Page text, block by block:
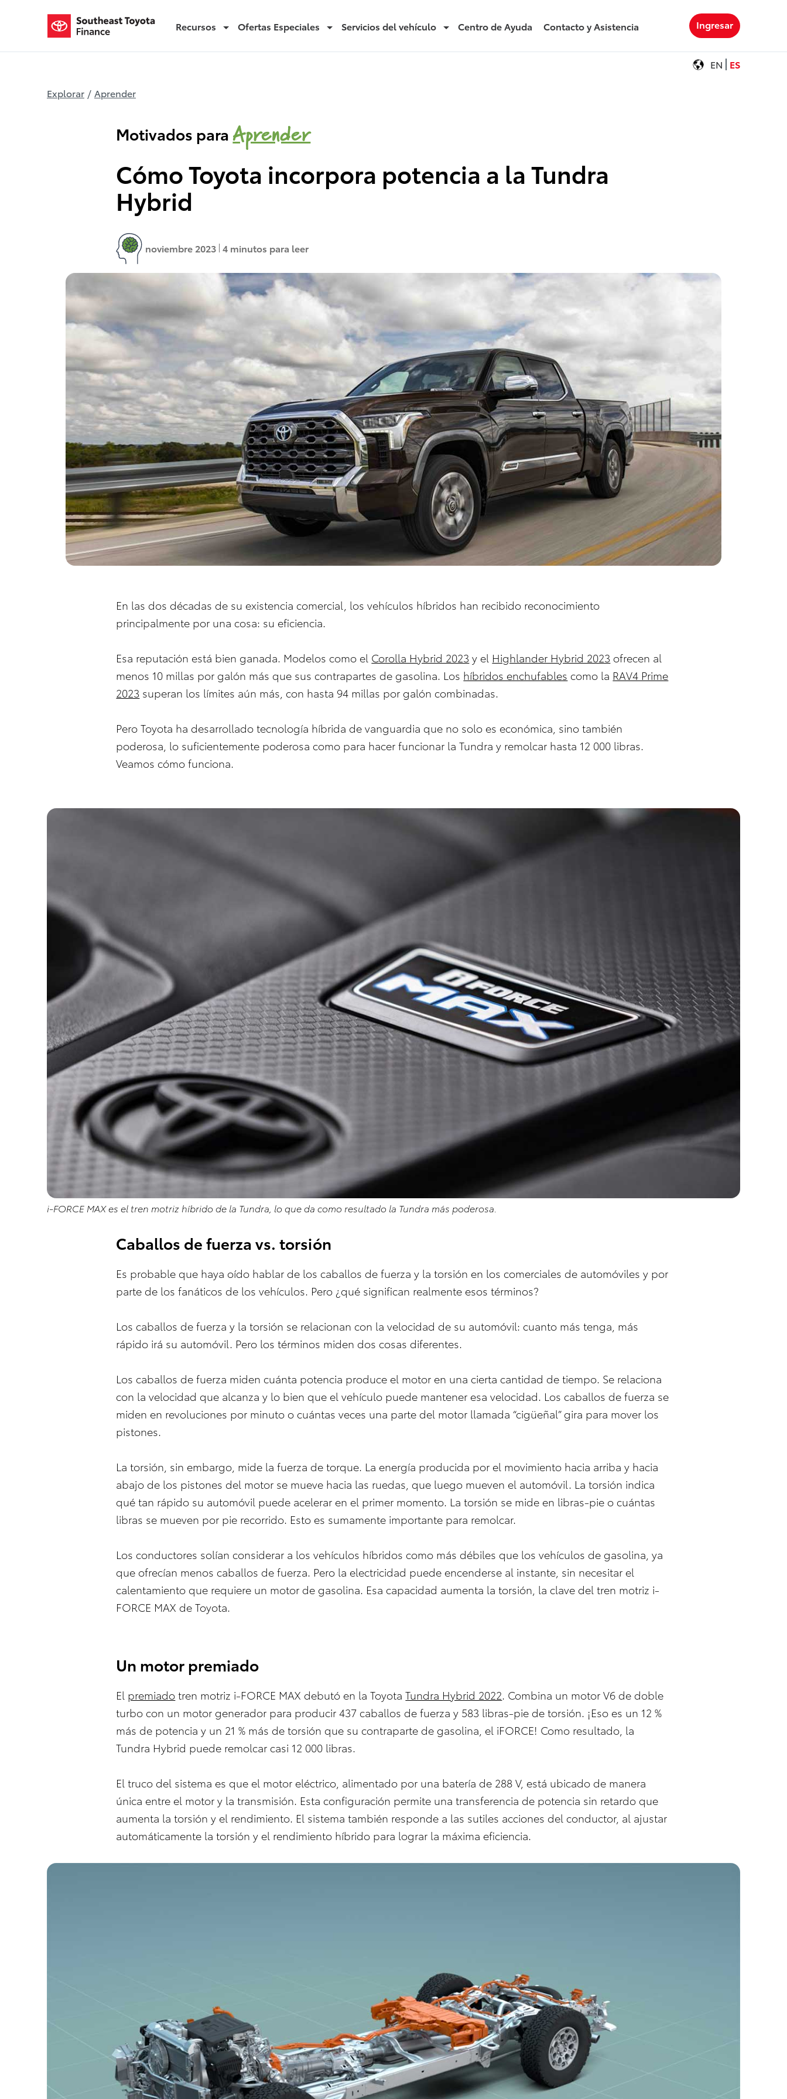
potencia de la Tundra Hybrid Recursos Ofertas Especiales Servicios del vehículo Centro de Ayuda Contacto y Asistencia Ingresar
EN ES
Explorar / Aprender
Motivados paraAprender
Cómo Toyota incorpora potencia a la Tundra
Hybrid
noviembre 2023 4 minutos para leer
En las dos décadas de su existencia comercial, los vehículos híbridos han recibido reconocimiento
principalmente por una cosa: su eficiencia.
Esa reputación está bien ganada. Modelos como el Corolla Hybrid 2023 y el Highlander Hybrid 2023 ofrecen al
menos 10 millas por galón más que sus contrapartes de gasolina. Los híbridos enchufables como la RAV4 Prime
2023 superan los límites aún más, con hasta 94 millas por galón combinadas.
Pero Toyota ha desarrollado tecnología híbrida de vanguardia que no solo es económica, sino también
poderosa, lo suficientemente poderosa como para hacer funcionar la Tundra y remolcar hasta 12 000 libras.
Veamos cómo funciona.
i-FORCE MAX es el tren motriz híbrido de la Tundra, lo que da como resultado la Tundra más poderosa.
Caballos de fuerza vs. torsión
Es probable que haya oído hablar de los caballos de fuerza y la torsión en los comerciales de automóviles y por
parte de los fanáticos de los vehículos. Pero ¿qué significan realmente esos términos?
Los caballos de fuerza y la torsión se relacionan con la velocidad de su automóvil: cuanto más tenga, más
rápido irá su automóvil. Pero los términos miden dos cosas diferentes.
Los caballos de fuerza miden cuánta potencia produce el motor en una cierta cantidad de tiempo. Se relaciona
con la velocidad que alcanza y lo bien que el vehículo puede mantener esa velocidad. Los caballos de fuerza se
miden en revoluciones por minuto o cuántas veces una parte del motor llamada “cigüeñal” gira para mover los
pistones.
La torsión, sin embargo, mide la fuerza de torque. La energía producida por el movimiento hacia arriba y hacia
abajo de los pistones del motor se mueve hacia las ruedas, que luego mueven el automóvil. La torsión indica
qué tan rápido su automóvil puede acelerar en el primer momento. La torsión se mide en libras-pie o cuántas
libras se mueven por pie recorrido. Esto es sumamente importante para remolcar.
Los conductores solían considerar a los vehículos híbridos como más débiles que los vehículos de gasolina, ya
que ofrecían menos caballos de fuerza. Pero la electricidad puede encenderse al instante, sin necesitar el
calentamiento que requiere un motor de gasolina. Esa capacidad aumenta la torsión, la clave del tren motriz i-
FORCE MAX de Toyota.
Un motor premiado
El premiado tren motriz i-FORCE MAX debutó en la ToyotaTundra Hybrid 2022. Combina un motor V6 de doble
turbo con un motor generador para producir 437 caballos de fuerza y 583 libras-pie de torsión. ¡Eso es un 12 %
más de potencia y un 21 % más de torsión que su contraparte de gasolina, el iFORCE! Como resultado, la
Tundra Hybrid puede remolcar casi 12 000 libras.
El truco del sistema es que el motor eléctrico, alimentado por una batería de 288 V, está ubicado de manera
única entre el motor y la transmisión. Esta configuración permite una transferencia de potencia sin retardo que
aumenta la torsión y el rendimiento. El sistema también responde a las sutiles acciones del conductor, al ajustar
automáticamente la torsión y el rendimiento híbrido para lograr la máxima eficiencia.